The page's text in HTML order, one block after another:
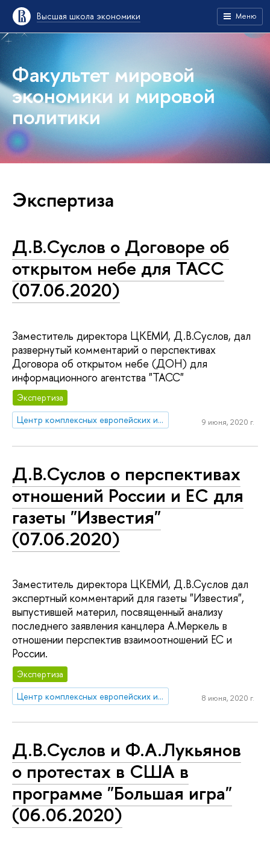
Высшая школа экономики Меню
Факультет мировой
экономики и мировой
политики
Экспертиза
Д.В.Суслов о Договоре об
открытом небе для ТАСС
(07.06.2020)
Заместитель директора ЦКЕМИ, Д.В.Суслов, дал
развернутый комментарий о перспективах
Договора об открытом небе (ДОН) для
информационного агентства "ТАСС"
Экспертиза
Центр комплексных европейских и международных исследований (ЦКЕМИ)
9 июня, 2020 г.
Д.В.Суслов о перспективах
отношений России и ЕС для
газеты "Известия"
(07.06.2020)
Заместитель директора ЦКЕМИ, Д.В.Суслов дал
экспертный комментарий для газеты "Известия",
выпустившей материл, посвященный анализу
последнего заявления канцлера А.Меркель в
отношении перспектив взаимоотношений ЕС и
России.
Экспертиза
Центр комплексных европейских и международных исследований (ЦКЕМИ)
8 июня, 2020 г.
Д.В.Суслов и Ф.А.Лукьянов
о протестах в США в
программе "Большая игра"
(06.06.2020)